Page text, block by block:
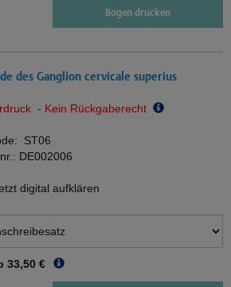
Bogen drucken
des Ganglion cervicale superius
- Kein Rückgaberecht
ST06
DE002006
digital aufklären
33,50 €